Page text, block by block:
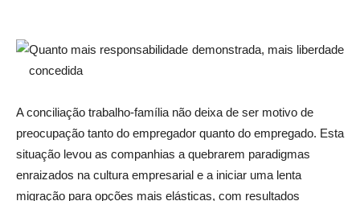
Quanto mais responsabilidade demonstrada, mais liberdade
concedida
A conciliação trabalho-família não deixa de ser motivo de
preocupação tanto do empregador quanto do empregado. Esta
situação levou as companhias a quebrarem paradigmas
enraizados na cultura empresarial e a iniciar uma lenta
migração para opções mais elásticas, com resultados